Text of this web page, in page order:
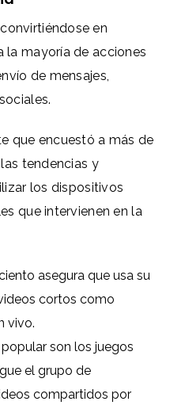
en
la mayoría de acciones
de mensajes,
que encuestó a más de
tendencias y
los dispositivos
que intervienen en la
asegura que usa su
cortos como
vivo.
son los juegos
el grupo de
compartidos por